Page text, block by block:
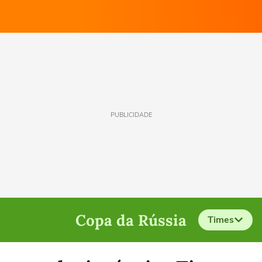
PUBLICIDADE
Copa da Rússia Times